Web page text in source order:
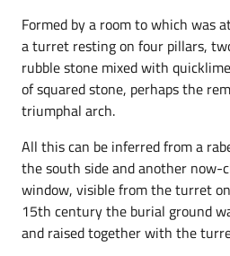
Formed by a room to which was
a turret resting on four pillars,
rubble stone mixed with
of squared stone, perhaps the
triumphal arch.
All this can be inferred from a
the south side and another now-
window, visible from the turret
15th century the burial ground
and raised together with the